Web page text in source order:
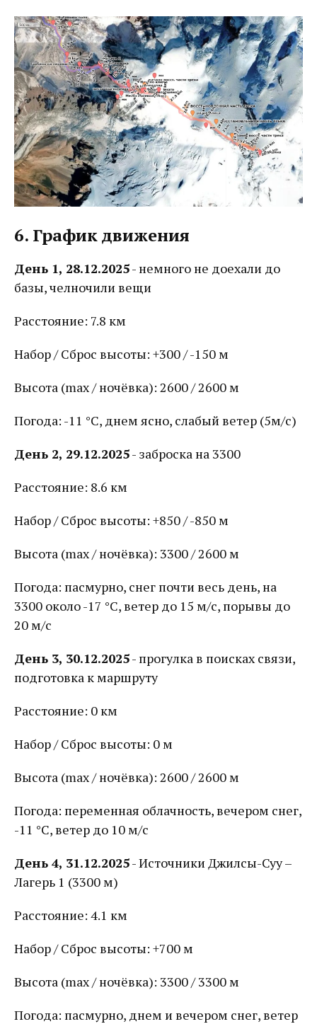
6. График движения
День 1, 28.12.2025- немного не доехали до
базы, челночили вещи
Расстояние: 7.8 км
Набор / Сброс высоты: +300 / -150 м
Высота (max / ночёвка): 2600 / 2600 м
Погода: -11 °С, днем ясно, слабый ветер (5м/с)
День 2, 29.12.2025- заброска на 3300
Расстояние: 8.6 км
Набор / Сброс высоты: +850 / -850 м
Высота (max / ночёвка): 3300 / 2600 м
Погода: пасмурно, снег почти весь день, на
3300 около -17 °С, ветер до 15 м/с, порывы до
20 м/с
День 3, 30.12.2025- прогулка в поисках связи,
подготовка к маршруту
Расстояние: 0 км
Набор / Сброс высоты: 0 м
Высота (max / ночёвка): 2600 / 2600 м
Погода: переменная облачность, вечером снег,
-11 °С, ветер до 10 м/с
День 4, 31.12.2025- Источники Джилсы-Суу –
Лагерь 1 (3300 м)
Расстояние: 4.1 км
Набор / Сброс высоты: +700 м
Высота (max / ночёвка): 3300 / 3300 м
Погода: пасмурно, днем и вечером снег, ветер